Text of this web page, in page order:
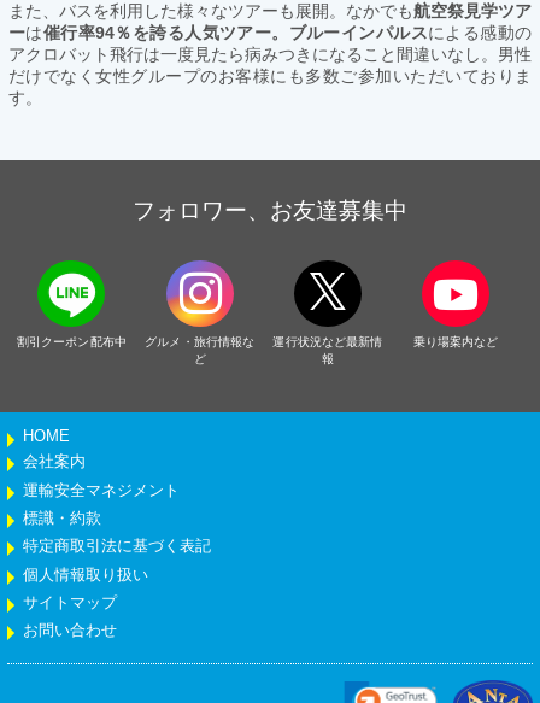
また、バスを利用した様々なツアーも展開。なかでも航空祭見学ツア
ーは催行率94％を誇る人気ツアー。ブルーインパルスによる感動の
アクロバット飛行は一度見たら病みつきになること間違いなし。男性
だけでなく女性グループのお客様にも多数ご参加いただいておりま
す。
フォロワー、お友達募集中
割引クーポン配布中
グルメ・旅行情報な
ど
運行状況など最新情
報
乗り場案内など
HOME
会社案内
運輸安全マネジメント
標識・約款
特定商取引法に基づく表記
個人情報取り扱い
サイトマップ
お問い合わせ